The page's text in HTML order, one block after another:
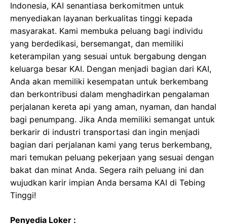
Indonesia, KAI senantiasa berkomitmen untuk
menyediakan layanan berkualitas tinggi kepada
masyarakat. Kami membuka peluang bagi individu
yang berdedikasi, bersemangat, dan memiliki
keterampilan yang sesuai untuk bergabung dengan
keluarga besar KAI. Dengan menjadi bagian dari KAI,
Anda akan memiliki kesempatan untuk berkembang
dan berkontribusi dalam menghadirkan pengalaman
perjalanan kereta api yang aman, nyaman, dan handal
bagi penumpang. Jika Anda memiliki semangat untuk
berkarir di industri transportasi dan ingin menjadi
bagian dari perjalanan kami yang terus berkembang,
mari temukan peluang pekerjaan yang sesuai dengan
bakat dan minat Anda. Segera raih peluang ini dan
wujudkan karir impian Anda bersama KAI di Tebing
Tinggi!
Penyedia Loker :